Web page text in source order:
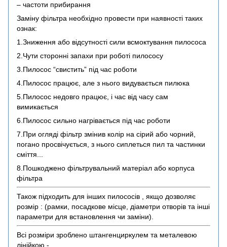
– частоти прибирання
Заміну фільтра необхідно провести при наявності таких
ознак:
1.Зниження або відсутності сили всмоктування пилососа
2.Чути сторонні запахи при роботі пилососу
3.Пилосос “свистить” під час роботи
4.Пилосос працює, але з нього видувається пилюка
5.Пилосос недовго працює, і час від часу сам
вимикається
6.Пилосос сильно нагрівається під час роботи
7.При огляді фільтр змінив колір на сірий або чорний,
погано просвічується, з нього сиплеться пил та частинки
сміття...
8.Пошкоджено фільтрувальний матеріал або корпуса
фільтра
Також підходить для інших пилососів , якщо дозволяє
розмір : (рамки, посадкове місце, діаметри отворів та інші
параметри для встановлення чи заміни).
Всі розміри зроблено штангенциркулем та металевою
лінійкою -